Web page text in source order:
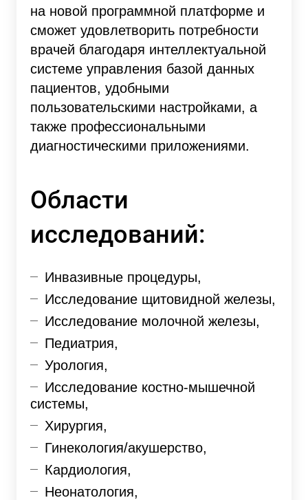
на новой программной платформе и
сможет удовлетворить потребности
врачей благодаря интеллектуальной
системе управления базой данных
пациентов, удобными
пользовательскими настройками, а
также профессиональными
диагностическими приложениями.
Области
исследований:
Инвазивные процедуры,
Исследование щитовидной железы,
Исследование молочной железы,
Педиатрия,
Урология,
Исследование костно-мышечной
системы,
Хирургия,
Гинекология/акушерство,
Кардиология,
Неонатология,